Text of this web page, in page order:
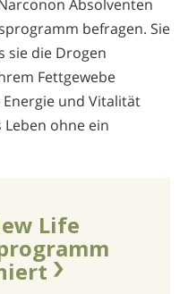
Absolventen
befragen. Sie
sie die Drogen
Fettgewebe
und Vitalität
ohne ein
Life